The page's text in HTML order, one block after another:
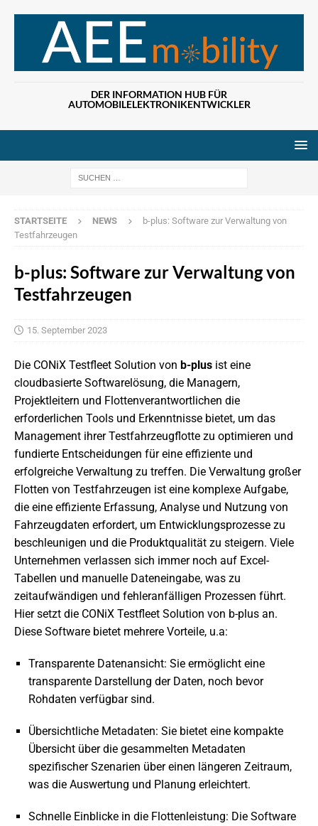
DER INFORMATION HUB FÜR
AUTOMOBILELEKTRONIKENTWICKLER
STARTSEITE NEWS
b-plus: Software zur Verwaltung von
Testfahrzeugen
b-plus: Software zur Verwaltung von
Testfahrzeugen
15. September 2023
Die CONiX Testfleet Solution von b-plus ist eine
cloudbasierte Softwarelösung, die Managern,
Projektleitern und Flottenverantwortlichen die
erforderlichen Tools und Erkenntnisse bietet, um das
Management ihrer Testfahrzeugflotte zu optimieren und
fundierte Entscheidungen für eine effiziente und
erfolgreiche Verwaltung zu treffen. Die Verwaltung großer
Flotten von Testfahrzeugen ist eine komplexe Aufgabe,
die eine effiziente Erfassung, Analyse und Nutzung von
Fahrzeugdaten erfordert, um Entwicklungsprozesse zu
beschleunigen und die Produktqualität zu steigern. Viele
Unternehmen verlassen sich immer noch auf Excel-
Tabellen und manuelle Dateneingabe, was zu
zeitaufwändigen und fehleranfälligen Prozessen führt.
Hier setzt die CONiX Testfleet Solution von b-plus an.
Diese Software bietet mehrere Vorteile, u.a:
Transparente Datenansicht: Sie ermöglicht eine
transparente Darstellung der Daten, noch bevor
Rohdaten verfügbar sind.
Übersichtliche Metadaten: Sie bietet eine kompakte
Übersicht über die gesammelten Metadaten
spezifischer Szenarien über einen längeren Zeitraum,
was die Auswertung und Planung erleichtert.
Schnelle Einblicke in die Flottenleistung: Die Software